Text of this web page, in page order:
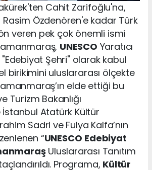
Cahit Zarifoğlu'na,
Rasim Özdenören'e kadar Türk
veren pek çok önemli ismi
UNESCO Yaratıcı
"Edebiyat Şehri" olarak kabul
birikimini uluslararası ölçekte
elde ettiği bu
Turizm Bakanlığı
Atatürk Kültür
Sadri ve Fulya Kalfa’nın
“UNESCO Edebiyat
Uluslararası Tanıtım
Programa, Kültür